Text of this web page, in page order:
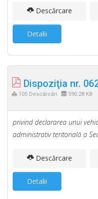
Descărcare
Detalii
Dispoziţia nr.
105 Descărcări 590.28 KB
privind declararea unui
administrativ teritorială a
Descărcare
Detalii